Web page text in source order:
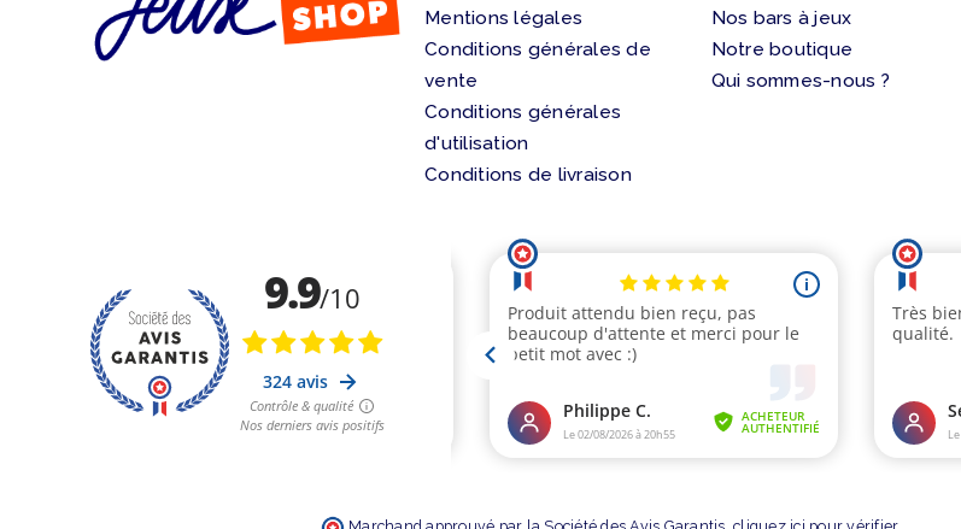
Mentions légales
Conditions générales de
vente
Conditions générales
d'utilisation
Conditions de livraison
Nos bars à jeux
Notre boutique
Qui sommes-nous ?